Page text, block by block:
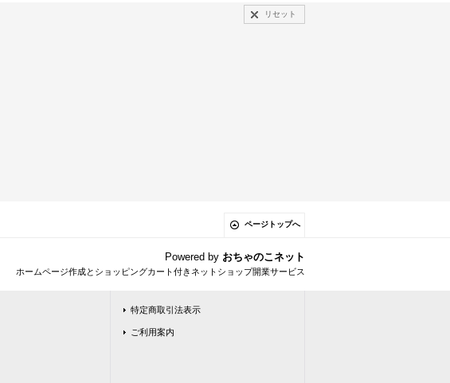
リセット
ページトップへ
Powered by おちゃのこネット
ホームページ作成とショッピングカート付きネットショップ開業サービス
特定商取引法表示
ご利用案内